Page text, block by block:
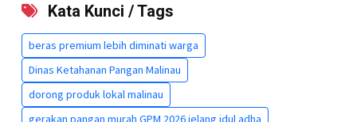
Kata Kunci / Tags
beras premium lebih diminati warga
Dinas Ketahanan Pangan Malinau
dorong produk lokal malinau
gerakan pangan murah GPM 2026 jelang idul adha